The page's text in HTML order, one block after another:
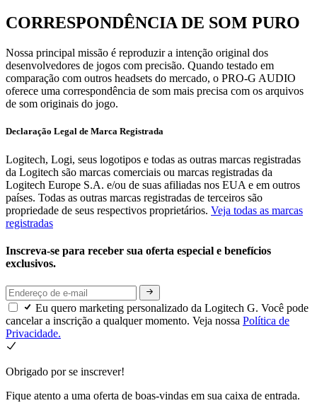
CORRESPONDÊNCIA DE SOM PURO
Nossa principal missão é reproduzir a intenção original dos
desenvolvedores de jogos com precisão. Quando testado em
comparação com outros headsets do mercado, o PRO-G AUDIO
oferece uma correspondência de som mais precisa com os arquivos
de som originais do jogo.
Declaração Legal de Marca Registrada
Logitech, Logi, seus logotipos e todas as outras marcas registradas
da Logitech são marcas comerciais ou marcas registradas da
Logitech Europe S.A. e/ou de suas afiliadas nos EUA e em outros
países. Todas as outras marcas registradas de terceiros são
propriedade de seus respectivos proprietários. Veja todas as marcas
registradas
Inscreva-se para receber sua oferta especial e benefícios
exclusivos.
Eu quero marketing personalizado da Logitech G. Você pode
cancelar a inscrição a qualquer momento. Veja nossa Política de
Privacidade.
Obrigado por se inscrever!
Fique atento a uma oferta de boas-vindas em sua caixa de entrada.